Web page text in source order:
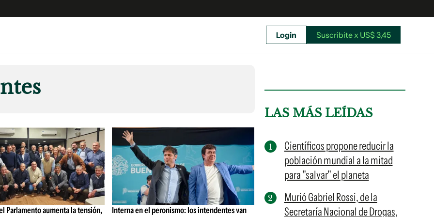
Unidos
Suscribite x US$ 3,45
Login Suscribite x US$ 3,45
Parlamento aumenta la tensión,
Interna en el peronismo: los intendentes van
LAS MÁS LEÍDAS
Científicos propone reducir la
población mundial a la mitad
para "salvar" el planeta
Murió Gabriel Rossi, de la
Secretaría Nacional de Drogas,